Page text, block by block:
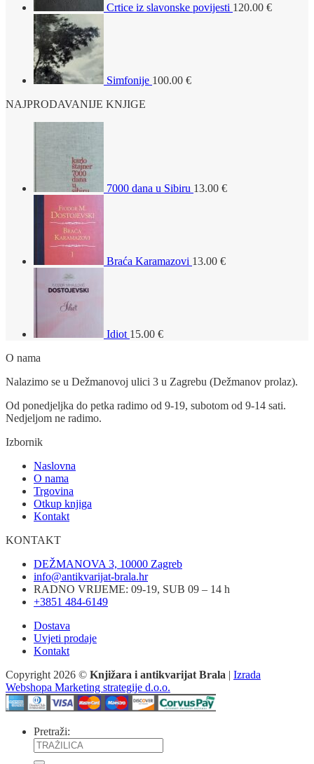
Crtice iz slavonske povijesti 120.00 €
Simfonije 100.00 €
NAJPRODAVANIJE KNJIGE
7000 dana u Sibiru 13.00 €
Braća Karamazovi 13.00 €
Idiot 15.00 €
O nama
Nalazimo se u Dežmanovoj ulici 3 u Zagrebu (Dežmanov prolaz).
Od ponedjeljka do petka radimo od 9-19, subotom od 9-14 sati.
Nedjeljom ne radimo.
Izbornik
Naslovna
O nama
Trgovina
Otkup knjiga
Kontakt
KONTAKT
DEŽMANOVA 3, 10000 Zagreb
info@antikvarijat-brala.hr
RADNO VRIJEME: 09-19, SUB 09 – 14 h
+3851 484-6149
Dostava
Uvjeti prodaje
Kontakt
Copyright 2026 © Knjižara i antikvarijat Brala | Izrada
Webshopa Marketing strategije d.o.o.
Pretraži: